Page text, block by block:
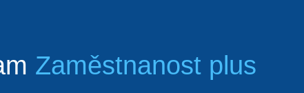
Zaměstnanost plus